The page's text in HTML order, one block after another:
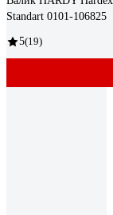
Standart 0101-106825
5(19)